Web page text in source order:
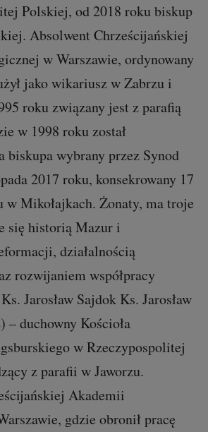
Polskiej, od 2018 roku biskup
Absolwent Chrześcijańskiej
w Warszawie, ordynowany
jako wikariusz w Zabrzu i
roku związany jest z parafią
w 1998 roku został
biskupa wybrany przez Synod
2017 roku, konsekrowany 17
w Mikołajkach. Żonaty, ma troje
się historią Mazur i
działalnością
rozwijaniem współpracy
Jarosław Sajdok Ks. Jarosław
– duchowny Kościoła
w Rzeczypospolitej
z parafii w Jaworzu.
Akademii
gdzie obronił pracę